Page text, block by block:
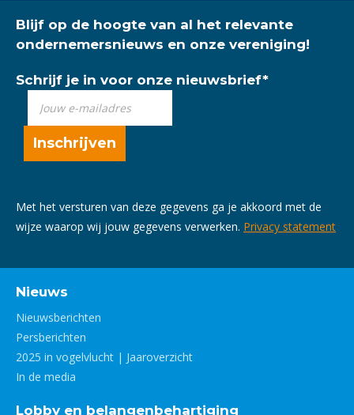
Blijf op de hoogte van al het relevante
ondernemersnieuws en onze vereniging!
Schrijf je in voor onze nieuwsbrief*
Met het versturen van deze gegevens ga je akkoord met de
wijze waarop wij jouw gegevens verwerken. Privacy statement
Nieuws
Nieuwsberichten
Persberichten
2025 in vogelvlucht | Jaaroverzicht
In de media
Lobby en belangenbehartiging